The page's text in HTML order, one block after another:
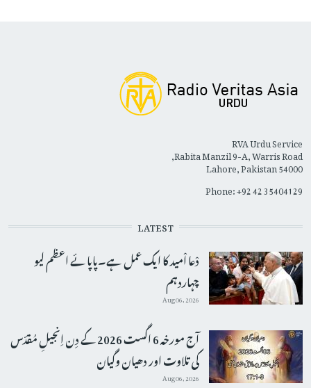
RVA Urdu Service
Rabita Manzil 9-A, Warris Road,
Lahore, Pakistan 54000
Phone: +92 42 35404129
LATEST
دْعا اْمید کا ایک عمل ہے۔پاپائے اعظم لیو
چہاردہم
Aug 06, 2026
آج مورخہ 6 اگست 2026 کے دِن اِنجیلِ مُقدّس
کی تلاوت اور دھیان وگیان
Aug 06, 2026